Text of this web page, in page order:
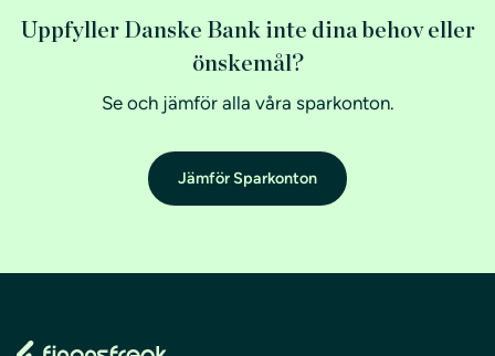
Uppfyller Danske Bank inte dina behov eller
önskemål?
Se och jämför alla våra sparkonton.
Jämför Sparkonton